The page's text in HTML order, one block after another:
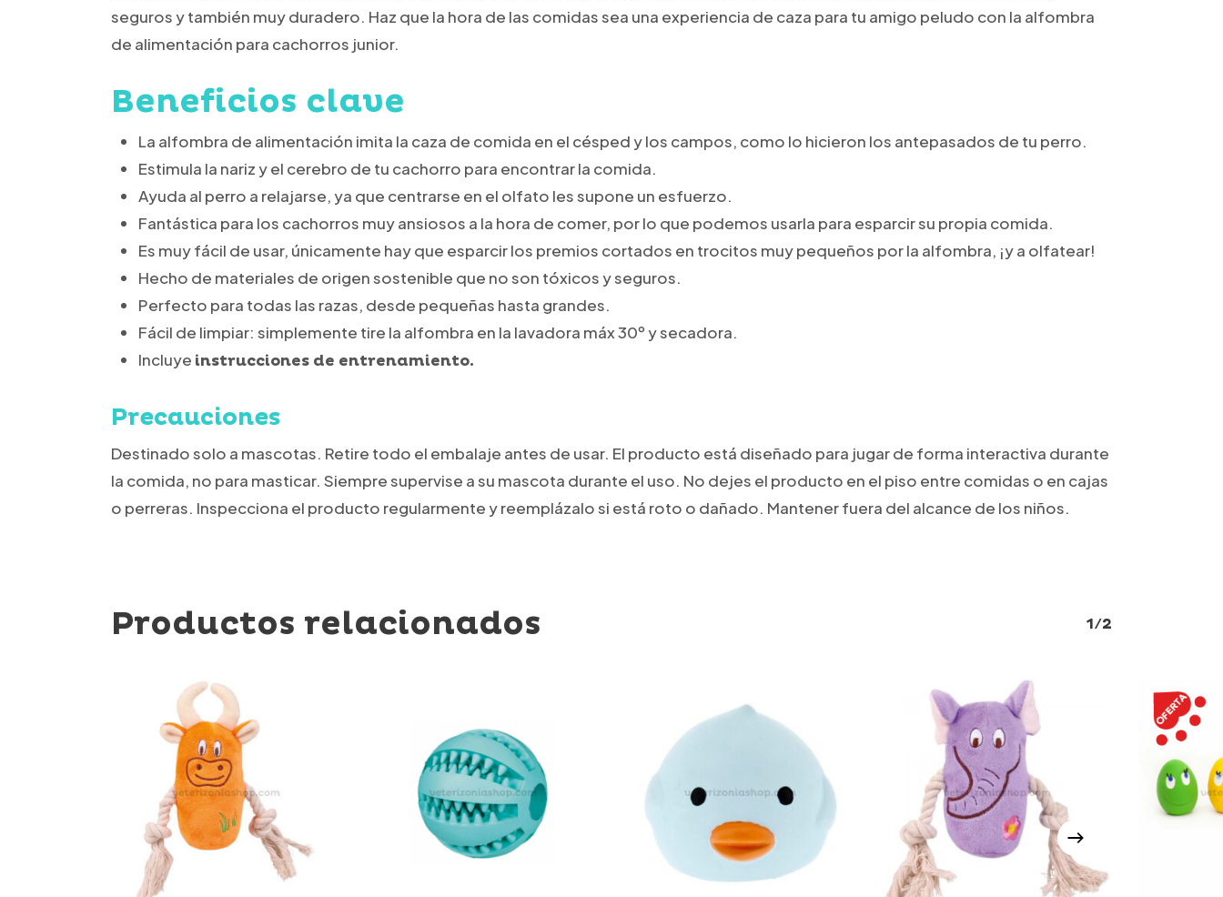
seguros y también muy duradero. Haz que la hora de las comidas sea una experiencia de caza para tu amigo peludo con la alfombra
de alimentación para cachorros junior.
Beneficios clave
La alfombra de alimentación imita la caza de comida en el césped y los campos, como lo hicieron los antepasados ​​de tu perro.
Estimula la nariz y el cerebro de tu cachorro para encontrar la comida.
Ayuda al perro a relajarse, ya que centrarse en el olfato les supone un esfuerzo.
Fantástica para los cachorros muy ansiosos a la hora de comer, por lo que podemos usarla para esparcir su propia comida.
Es muy fácil de usar, únicamente hay que esparcir los premios cortados en trocitos muy pequeños por la alfombra, ¡y a olfatear!
Hecho de materiales de origen sostenible que no son tóxicos y seguros.
Perfecto para todas las razas, desde pequeñas hasta grandes.
Fácil de limpiar: simplemente tire la alfombra en la lavadora máx 30º y secadora.
Incluye instrucciones de entrenamiento.
Precauciones
Destinado solo a mascotas. Retire todo el embalaje antes de usar. El producto está diseñado para jugar de forma interactiva durante
la comida, no para masticar. Siempre supervise a su mascota durante el uso. No dejes el producto en el piso entre comidas o en cajas
o perreras. Inspecciona el producto regularmente y reemplázalo si está roto o dañado. Mantener fuera del alcance de los niños.
Productos relacionados 1/2